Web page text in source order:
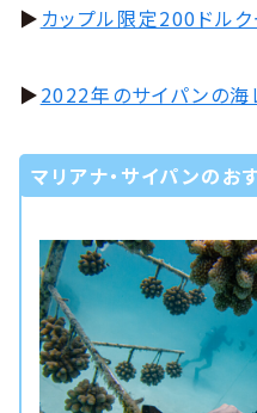
▶︎ カップル限定200ドル
▶︎2022年のサイパンの海
マリアナ・サイパンのお